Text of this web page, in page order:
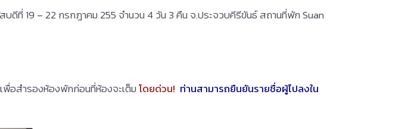
ดีที่ 19 – 22 กรกฎาคม 255 จำนวน 4 วัน 3 คืน จ.ประจวบคีรีขันธ์ สถานที่พัก Suan
เพื่อสำรองห้องพักก่อนที่ห้องจะเต็มโดยด่วน! ท่านสามารถยืนยันรายชื่อผู้ไปลงใน